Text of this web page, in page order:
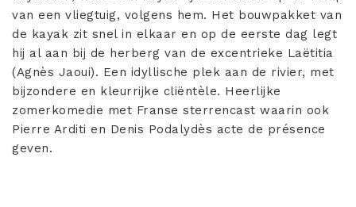
van een vliegtuig, volgens hem. Het bouwpakket van
de kayak zit snel in elkaar en op de eerste dag legt
hij al aan bij de herberg van de excentrieke Laëtitia
(Agnès Jaoui). Een idyllische plek aan de rivier, met
bijzondere en kleurrijke cliëntèle. Heerlijke
zomerkomedie met Franse sterrencast waarin ook
Pierre Arditi en Denis Podalydès acte de présence
geven.